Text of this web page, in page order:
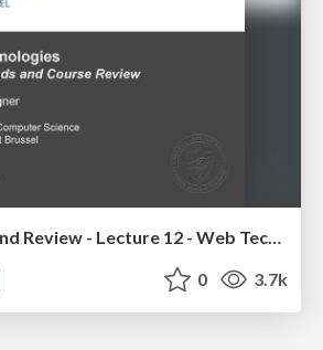
Future Trends and Review - Lecture 12 - Web Technologies (1019888BNR)
0 3.7k